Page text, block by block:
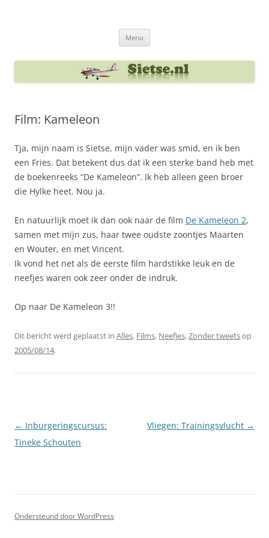
Menu
Film: Kameleon
Tja, mijn naam is Sietse, mijn vader was smid, en ik ben
een Fries. Dat betekent dus dat ik een sterke band heb met
de boekenreeks “De Kameleon”. Ik heb alleen geen broer
die Hylke heet. Nou ja.
En natuurlijk moet ik dan ook naar de film De Kameleon 2,
samen met mijn zus, haar twee oudste zoontjes Maarten
en Wouter, en met Vincent.
Ik vond het net als de eerste film hardstikke leuk en de
neefjes waren ook zeer onder de indruk.
Op naar De Kameleon 3!!
Dit bericht werd geplaatst in Alles, Films, Neefjes,Zonder tweetsop
2005/08/14.
Berichtnavigatie
← Inburgeringscursus:
Tineke Schouten
Vliegen: Trainingsvlucht →
Ondersteund door WordPress